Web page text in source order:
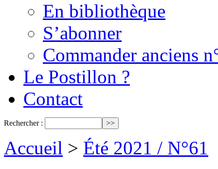
En bibliothèque
S’abonner
Commander anciens
Le Postillon ?
Contact
Rechercher :
Accueil > Été 2021 / N°61